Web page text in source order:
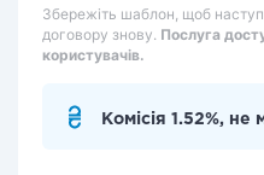
Збережіть шаблон, щоб
договору знову. Послуга
користувачів.
Комісія 1.52%,